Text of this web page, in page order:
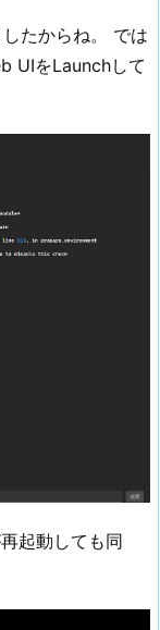
たからね。 では
UIをLaunchして
起動しても同